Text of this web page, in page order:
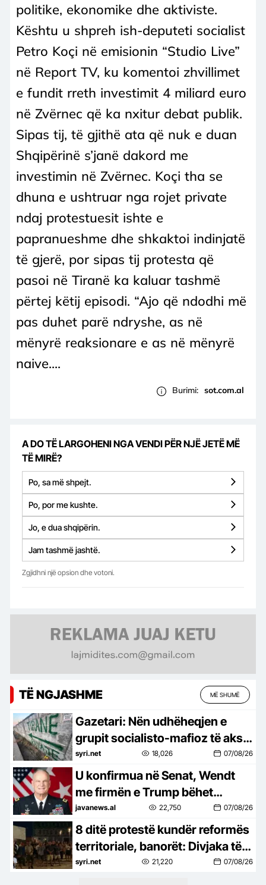
politike, ekonomike dhe aktiviste.
Kështu u shpreh ish-deputeti socialist
Petro Koçi në emisionin “Studio Live”
në Report TV, ku komentoi zhvillimet
e fundit rreth investimit 4 miliard euro
në Zvërnec që ka nxitur debat publik.
Sipas tij, të gjithë ata që nuk e duan
Shqipërinë s’janë dakord me
investimin në Zvërnec. Koçi tha se
dhuna e ushtruar nga rojet private
ndaj protestuesit ishte e
papranueshme dhe shkaktoi indinjatë
të gjerë, por sipas tij protesta që
pasoi në Tiranë ka kaluar tashmë
përtej këtij episodi. “Ajo që ndodhi më
pas duhet parë ndryshe, as në
mënyrë reaksionare e as në mënyrë
naive....
Burimi: sot.com.al
A DO TË LARGOHENI NGA VENDI PËR NJË JETË MË
TË MIRË?
Po, sa më shpejt.
Po, por me kushte.
Jo, e dua shqipërin.
Jam tashmë jashtë.
Zgjidhni një opsion dhe votoni.
TË NGJASHME MË SHUMË
Gazetari: Nën udhëheqjen e
grupit socialisto-mafioz të aksit
Rrogozhinë-Peqin-Elbasan,
Kavaja po pushtohet
syri.net 18,026 07/08/26
U konfirmua në Senat, Wendt
me firmën e Trump bëhet
zyrtarisht ambasador në
Shqipëri
javanews.al 22,750 07/08/26
8 ditë protestë kundër reformës
territoriale, banorët: Divjaka të
mbetet bashki, nisin peticionin
syri.net 21,220 07/08/26